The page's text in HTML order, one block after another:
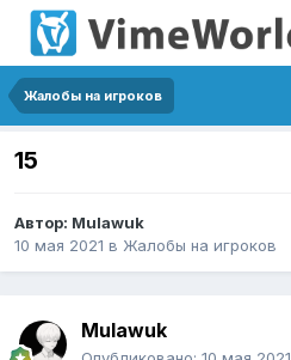
Жалобы на игроков
15
Автор: Mulawuk
10 мая 2021 в Жалобы на игроков
Mulawuk